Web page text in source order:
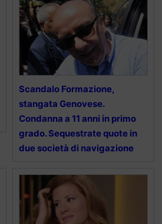
Scandalo Formazione,
stangata Genovese.
Condanna a 11 anni in primo
grado. Sequestrate quote in
due società di navigazione